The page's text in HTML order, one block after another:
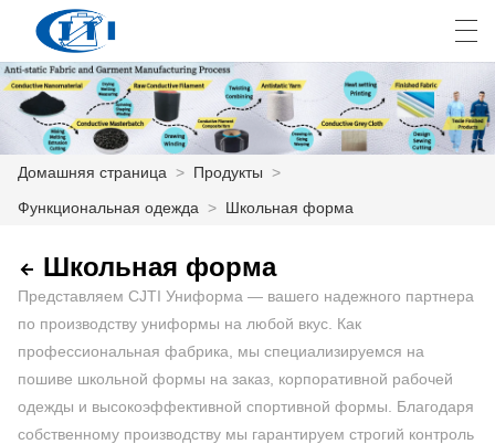
ДОМАШНЯЯ СТРАНИЦА
ПРОДУКТЫ
КАСТОМИЗАЦИЯ
О НАС
НОВОСТИ
العربية česky Deutsch English
Домашняя страница > Продукты >
Функциональная одежда > Школьная форма
Школьная форма
Представляем CJTI Униформа — вашего надежного партнера
по производству униформы на любой вкус. Как
профессиональная фабрика, мы специализируемся на
пошиве школьной формы на заказ, корпоративной рабочей
одежды и высокоэффективной спортивной формы. Благодаря
собственному производству мы гарантируем строгий контроль